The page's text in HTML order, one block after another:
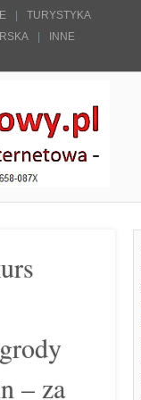
TURYSTYKA
INNE
– za